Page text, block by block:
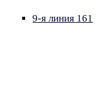
9-я линия 161